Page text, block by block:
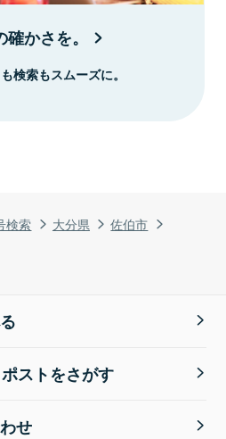
検索 大分県
佐伯市
かさを。
検索もスムーズに。
ストをさがす
せ